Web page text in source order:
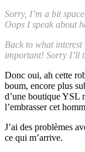
Sorry, I’m a bit
Oops I speak about
Back to what interest
important! Sorry I’ll
Donc oui, ah cette
boum, encore plus
d’une boutique YSL
l’embrasser cet
J’ai des problèmes
ce qui m’arrive.